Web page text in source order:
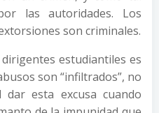
las autoridades. Los
son criminales.
estudiantiles es
son “infiltrados”, no
dar esta excusa cuando